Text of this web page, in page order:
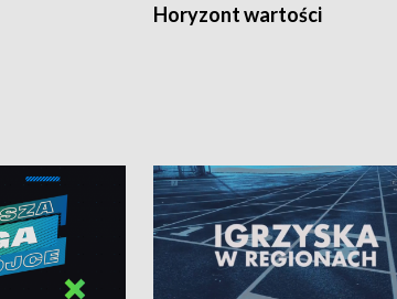
Horyzont wartości